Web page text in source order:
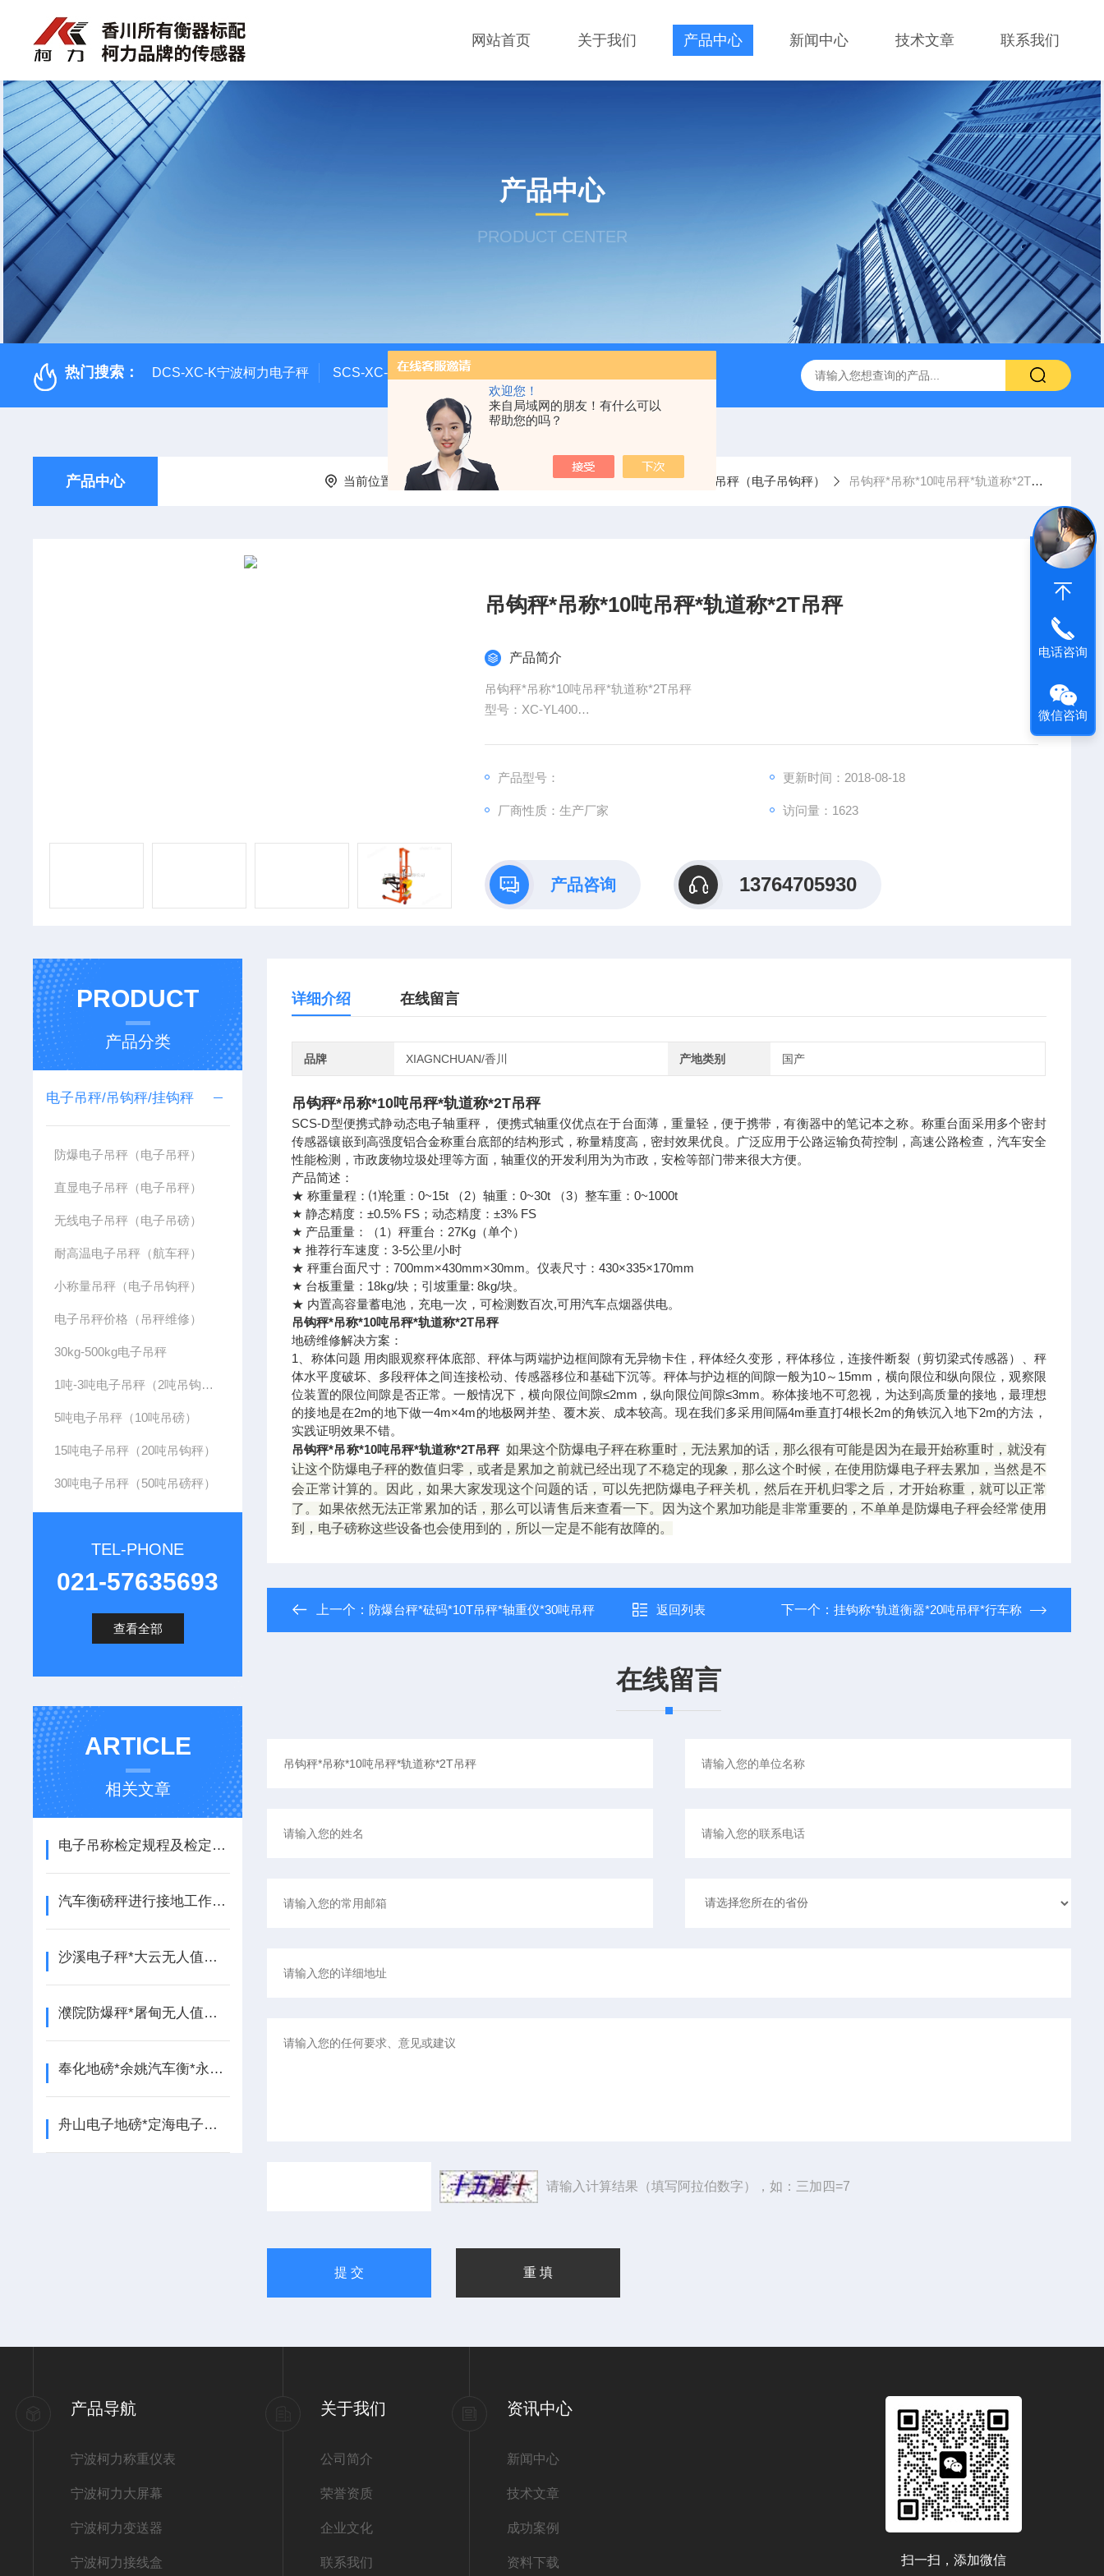
欢迎您！
来自局域网的朋友！有什么可以
帮助您的吗？
网站首页 关于我们 产品中心 新闻中心 技术文章 联系我们
产品中心
PRODUCT CENTER
热门搜索： DCS-XC-K宁波柯力电子秤 SCS-XC-E宁波柯力地磅 D2008-W柯力D2008-W数字仪表 D39-W-CAN物联网称重显示仪表宁波
产品中心 当前位置： 首页 产品中心 电子吊秤/吊钩秤/挂钩秤 小称量吊秤（电子吊钩秤） 吊钩秤*吊称*10吨吊秤*轨道称*2T吊秤
吊钩秤*吊称*10吨吊秤*轨道称*2T吊秤
产品简介
吊钩秤*吊称*10吨吊秤*轨道称*2T吊秤
型号：XC-YL400
起升高度（mm）：1550
产品型号： 更新时间：2018-08-18
厂商性质：生产厂家 访问量：1623
产品咨询 13764705930
PRODUCT
产品分类
电子吊秤/吊钩秤/挂钩秤
防爆电子吊秤（电子吊秤）
直显电子吊秤（电子吊秤）
无线电子吊秤（电子吊磅）
耐高温电子吊秤（航车秤）
小称量吊秤（电子吊钩秤）
电子吊秤价格（吊秤维修）
30kg-500kg电子吊秤
1吨-3吨电子吊秤（2吨吊钩秤）
5吨电子吊秤（10吨吊磅）
15吨电子吊秤（20吨吊钩秤）
30吨电子吊秤（50吨吊磅秤）
TEL-PHONE
021-57635693
查看全部
ARTICLE
相关文章
电子吊称检定规程及检定要求
汽车衡磅秤进行接地工作有什么目的？
沙溪电子秤*大云无人值守地磅*双凤无人值守地磅*海洲便携式汽车衡
濮院防爆秤*屠甸无人值守地磅*石门无人值守汽车衡*河山电子地磅
奉化地磅*余姚汽车衡*永康称重模块*义乌地磅*武义汽车衡
舟山电子地磅*定海电子汽车衡*普陀便携式地磅*遂昌无人值守汽车衡
详细介绍 在线留言
品牌 XIAGNCHUAN/香川 产地类别 国产
吊钩秤*吊称*10吨吊秤*轨道称*2T吊秤
SCS-D型便携式静动态电子轴重秤， 便携式轴重仪优点在于台面薄，重量轻，便于携带，有衡器中的笔记本之称。称重台面采用多个密封
传感器镶嵌到高强度铝合金称重台底部的结构形式，称量精度高，密封效果优良。广泛应用于公路运输负荷控制，高速公路检查，汽车安全
性能检测，市政废物垃圾处理等方面，轴重仪的开发利用为为市政，安检等部门带来很大方便。
产品简述：
★ 称重量程：⑴轮重：0~15t （2）轴重：0~30t （3）整车重：0~1000t
★ 静态精度：±0.5% FS；动态精度：±3% FS
★ 产品重量：（1）秤重台：27Kg（单个）
★ 推荐行车速度：3-5公里/小时
★ 秤重台面尺寸：700mm×430mm×30mm。仪表尺寸：430×335×170mm
★ 台板重量：18kg/块；引坡重量: 8kg/块。
★ 内置高容量蓄电池，充电一次，可检测数百次,可用汽车点烟器供电。
吊钩秤*吊称*10吨吊秤*轨道称*2T吊秤
地磅维修解决方案：
1、称体问题 用肉眼观察秤体底部、秤体与两端护边框间隙有无异物卡住，秤体经久变形，秤体移位，连接件断裂（剪切梁式传感器）、秤
体水平度破坏、多段秤体之间连接松动、传感器移位和基础下沉等。秤体与护边框的间隙一般为10～15mm，横向限位和纵向限位，观察限
位装置的限位间隙是否正常。一般情况下，横向限位间隙≤2mm，纵向限位间隙≤3mm。称体接地不可忽视，为达到高质量的接地，最理想
的接地是在2m的地下做一4m×4m的地极网并垫、覆木炭、成本较高。现在我们多采用间隔4m垂直打4根长2m的角铁沉入地下2m的方法，
实践证明效果不错。
吊钩秤*吊称*10吨吊秤*轨道称*2T吊秤如果这个防爆电子秤在称重时，无法累加的话，那么很有可能是因为在最开始称重时，就没有
让这个防爆电子秤的数值归零，或者是累加之前就已经出现了不稳定的现象，那么这个时候，在使用防爆电子秤去累加，当然是不
会正常计算的。因此，如果大家发现这个问题的话，可以先把防爆电子秤关机，然后在开机归零之后，才开始称重，就可以正常
了。如果依然无法正常累加的话，那么可以请售后来查看一下。因为这个累加功能是非常重要的，不单单是防爆电子秤会经常使用
到，电子磅称这些设备也会使用到的，所以一定是不能有故障的。
上一个： 防爆台秤*砝码*10T吊秤*轴重仪*30吨吊秤 返回列表 下一个： 挂钩称*轨道衡器*20吨吊秤*行车称
在线留言
请输入计算结果（填写阿拉伯数字），如：三加四=7
产品导航
宁波柯力称重仪表
宁波柯力大屏幕
宁波柯力变送器
宁波柯力接线盒
关于我们
公司简介
荣誉资质
企业文化
联系我们
资讯中心
新闻中心
技术文章
成功案例
资料下载 扫一扫，添加微信
电话咨询
微信咨询